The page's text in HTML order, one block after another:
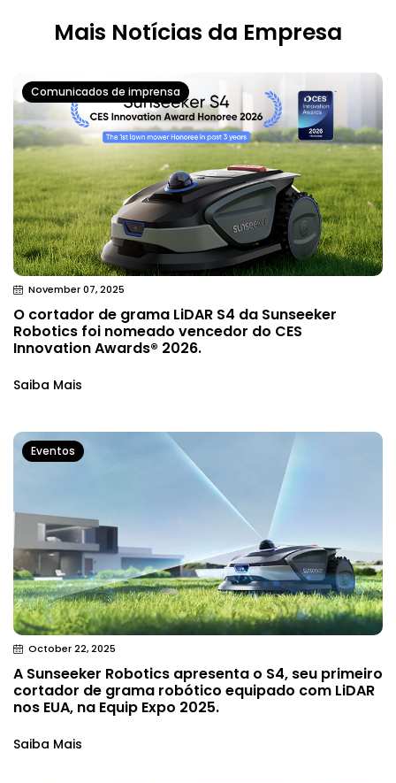
Mais Notícias da Empresa
Comunicados de imprensa
November 07, 2025
O cortador de grama LiDAR S4 da Sunseeker
Robotics foi nomeado vencedor do CES
Innovation Awards® 2026.
Saiba Mais
Eventos
October 22, 2025
A Sunseeker Robotics apresenta o S4, seu primeiro
cortador de grama robótico equipado com LiDAR
nos EUA, na Equip Expo 2025.
Saiba Mais